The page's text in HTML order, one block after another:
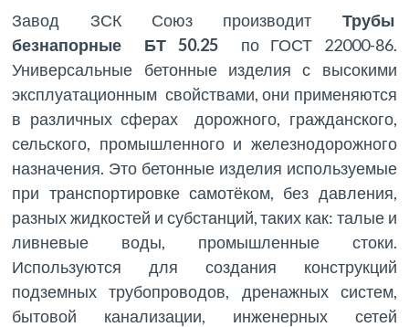
Завод ЗСК Союз производит Трубы
безнапорные БТ 50.25по ГОСТ 22000-86.
Универсальные бетонные изделия с высокими
эксплуатационным свойствами, они применяются
в различных сферах дорожного, гражданского,
сельского, промышленного и железнодорожного
назначения. Это бетонные изделия используемые
при транспортировке самотёком, без давления,
разных жидкостей и субстанций, таких как: талые и
ливневые воды, промышленные стоки.
Используются для создания конструкций
подземных трубопроводов, дренажных систем,
бытовой канализации, инженерных сетей